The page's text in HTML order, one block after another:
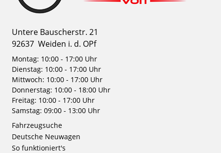
Untere Bauscherstr. 21
92637 Weiden i. d. OPf
Montag: 10:00 - 17:00 Uhr
Dienstag: 10:00 - 17:00 Uhr
Mittwoch: 10:00 - 17:00 Uhr
Donnerstag: 10:00 - 18:00 Uhr
Freitag: 10:00 - 17:00 Uhr
Samstag: 09:00 - 13:00 Uhr
Fahrzeugsuche
Deutsche Neuwagen
So funktioniert's